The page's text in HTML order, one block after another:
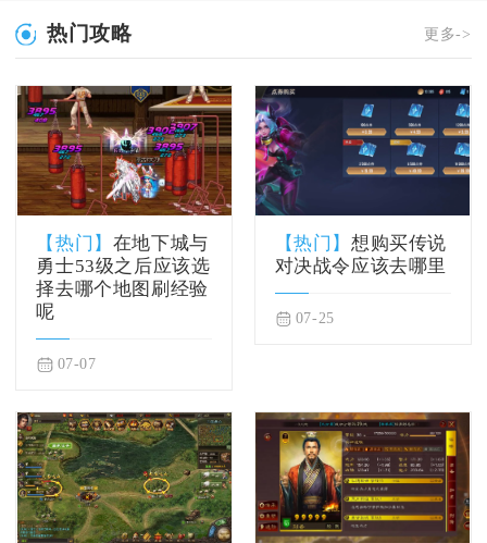
热门攻略 更多->
【热门】 在地下城与
勇士53级之后应该选
择去哪个地图刷经验
呢
07-07
【热门】想购买传说
对决战令应该去哪里
07-25